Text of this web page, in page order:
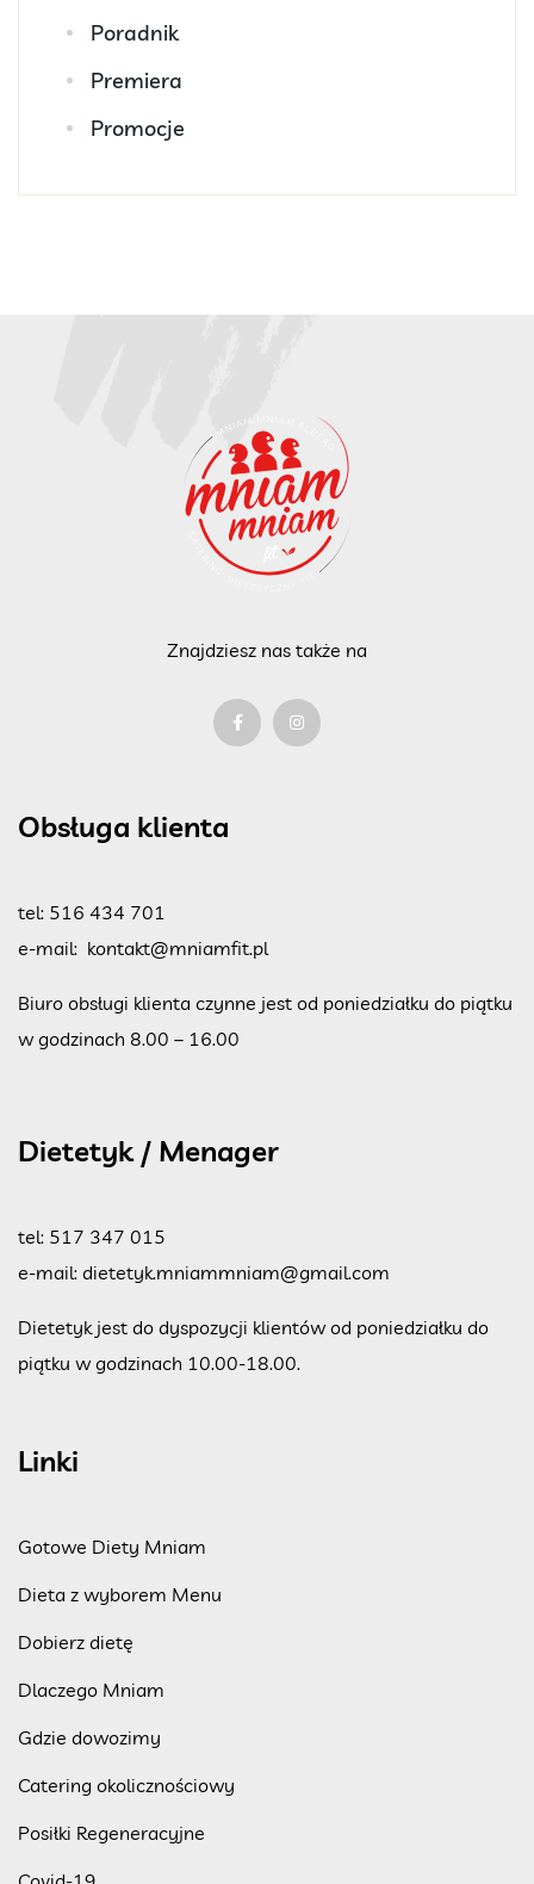
Poradnik
Premiera
Promocje
Znajdziesz nas także na
Obsługa klienta
tel: 516 434 701
e-mail: kontakt@mniamfit.pl
Biuro obsługi klienta czynne jest od poniedziałku do piątku
w godzinach 8.00 – 16.00
Dietetyk / Menager
tel: 517 347 015
e-mail: dietetyk.mniammniam@gmail.com
Dietetyk jest do dyspozycji klientów od poniedziałku do
piątku w godzinach 10.00-18.00.
Linki
Gotowe Diety Mniam
Dieta z wyborem Menu
Dobierz dietę
Dlaczego Mniam
Gdzie dowozimy
Catering okolicznościowy
Posiłki Regeneracyjne